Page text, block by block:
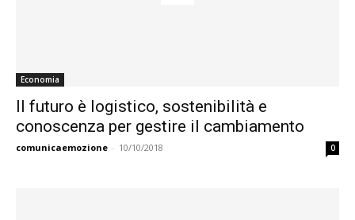
Economia
Il futuro è logistico, sostenibilità e
conoscenza per gestire il cambiamento
comunicaemozione - 10/10/2018 0